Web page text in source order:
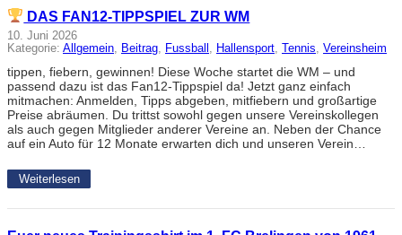
DAS FAN12-TIPPSPIEL ZUR WM
10. Juni 2026
Kategorie: Allgemein, Beitrag, Fussball , Hallensport, Tennis, Vereinsheim
tippen, fiebern, gewinnen! Diese Woche startet die WM – und
passend dazu ist das Fan12-Tippspiel da! Jetzt ganz einfach
mitmachen: Anmelden, Tipps abgeben, mitfiebern und großartige
Preise abräumen. Du trittst sowohl gegen unsere Vereinskollegen
als auch gegen Mitglieder anderer Vereine an. Neben der Chance
auf ein Auto für 12 Monate erwarten dich und unseren Verein…
Weiterlesen